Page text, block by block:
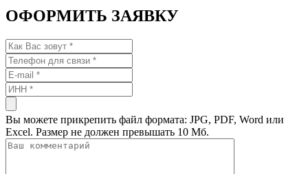
ОФОРМИТЬ ЗАЯВКУ
Вы можете прикрепить файл формата: JPG, PDF, Word или
Excel. Размер не должен превышать 10 Мб.